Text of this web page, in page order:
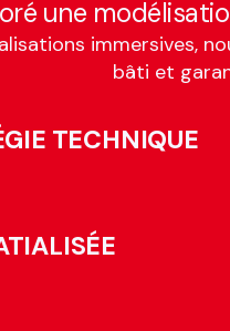
une
immersives,
bâti et
TECHNIQUE